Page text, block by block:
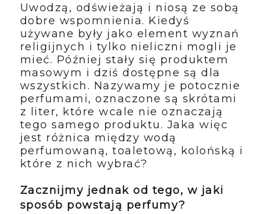
Uwodzą, odświeżają i niosą ze sobą
dobre wspomnienia. Kiedyś
używane były jako element wyznań
religijnych i tylko nieliczni mogli je
mieć. Później stały się produktem
masowym i dziś dostępne są dla
wszystkich. Nazywamy je potocznie
perfumami, oznaczone są skrótami
z liter, które wcale nie oznaczają
tego samego produktu. Jaka więc
jest różnica między wodą
perfumowaną, toaletową, kolońską i
które z nich wybrać?
Zacznijmy jednak od tego, w jaki
sposób powstają perfumy?